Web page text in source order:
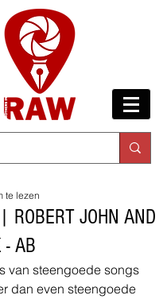
ROBERT JOHN AND
- AB
te lezen
van steengoede songs
dan even steengoede